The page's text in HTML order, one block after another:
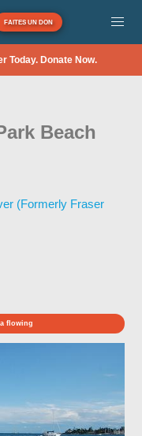
FAITES UN DON
Today. Donate Now.
Beach
(Formerly Fraser
flowing